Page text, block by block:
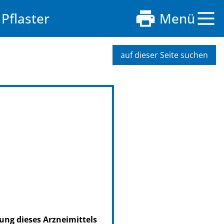
Menü
auf dieser Seite suchen
dieses Arzneimittels